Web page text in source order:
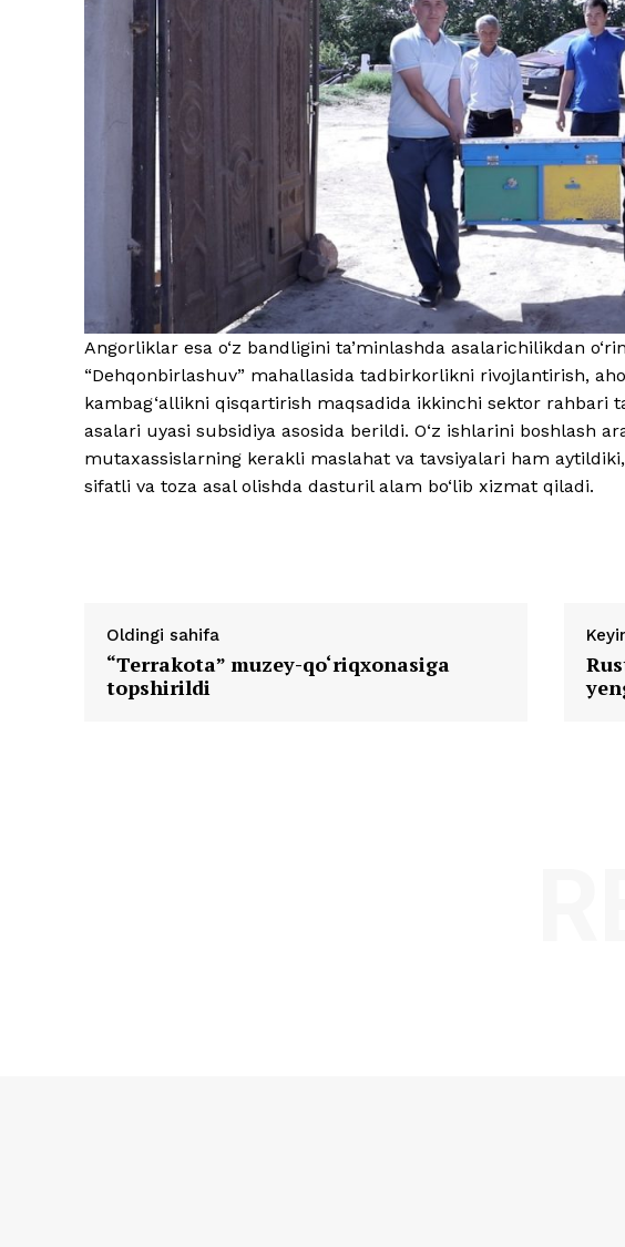
Angorliklar esa o‘z bandligini ta’minlashda asalarichilikdan
“Dehqonbirlashuv” mahallasida tadbirkorlikni rivojlantirish,
kambag‘allikni qisqartirish maqsadida ikkinchi sektor rahbari
asalari uyasi subsidiya asosida berildi. O‘z ishlarini boshlash
mutaxassislarning kerakli maslahat va tavsiyalari ham
sifatli va toza asal olishda dasturil alam bo‘lib xizmat qiladi.
Oldingi sahifa
“Terrakota” muzey-qo‘riqxonasiga
topshirildi